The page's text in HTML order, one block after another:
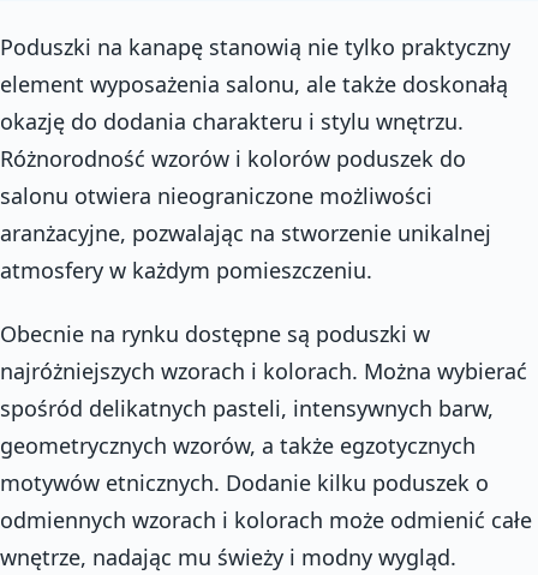
Poduszki na kanapę stanowią nie tylko praktyczny
element wyposażenia salonu, ale także doskonałą
okazję do dodania charakteru i stylu wnętrzu.
Różnorodność wzorów i kolorów poduszek do
salonu otwiera nieograniczone możliwości
aranżacyjne, pozwalając na stworzenie unikalnej
atmosfery w każdym pomieszczeniu.
Obecnie na rynku dostępne są poduszki w
najróżniejszych wzorach i kolorach. Można wybierać
spośród delikatnych pasteli, intensywnych barw,
geometrycznych wzorów, a także egzotycznych
motywów etnicznych. Dodanie kilku poduszek o
odmiennych wzorach i kolorach może odmienić całe
wnętrze, nadając mu świeży i modny wygląd.